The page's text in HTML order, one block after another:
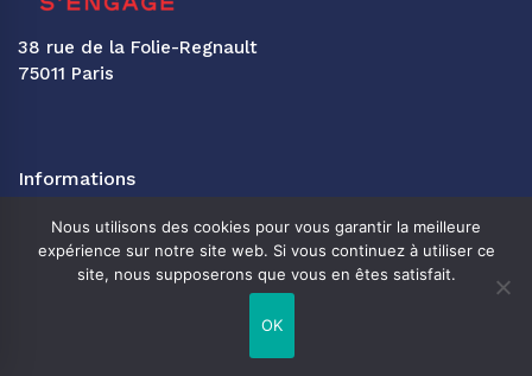
38 rue de la Folie-Regnault
75011 Paris
Informations
Mentions légales
Nous utilisons des cookies pour vous garantir la meilleure
expérience sur notre site web. Si vous continuez à utiliser ce
site, nous supposerons que vous en êtes satisfait.
OK